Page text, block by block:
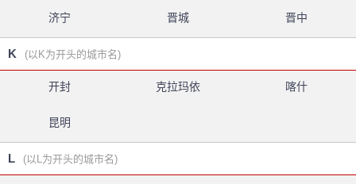
济宁 晋城 晋中
K (以K为开头的城市名)
开封 克拉玛依 喀什
昆明
L (以L为开头的城市名)